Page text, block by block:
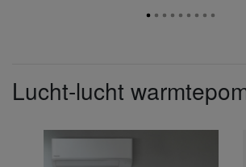
Lucht-lucht